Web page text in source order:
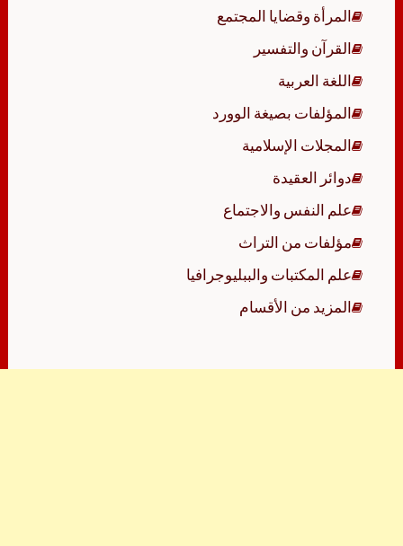
المرأة وقضايا المجتمع
القرآن والتفسير
اللغة العربية
المؤلفات بصيغة الوورد
المجلات الإسلامية
دوائر العقيدة
علم النفس والاجتماع
مؤلفات من التراث
علم المكتبات والببليوجرافيا
المزيد من الأقسام